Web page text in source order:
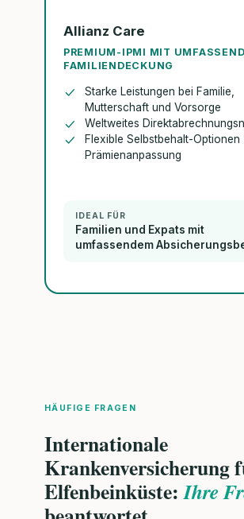
Allianz Care
PREMIUM-IPMI MIT
FAMILIENDECKUNG
Starke Leistungen bei Familie,
Mutterschaft und Vorsorge
Weltweites
Flexible Selbstbehalt-Optionen
Prämienanpassung
IDEAL FÜR
Familien und Expats mit
umfassendem
HÄUFIGE FRAGEN
Internationale
Krankenversicherung
Elfenbeinküste:Ihre